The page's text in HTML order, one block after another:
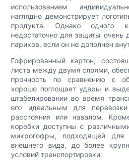
использованием
наглядно демонстрирует
продукта. Однако одного
недостаточно для защиты очень
париков, если он не дополнен
Гофрированный картон,
листа между двумя слоями,
прочность по сравнению с
хорошо поглощает удары и
штабелировании во время
его идеальным для
расстояния или навалом.
коробки доступны с
микрогофры, подходящей для
внешнего вида, до более
условий транспортировки.